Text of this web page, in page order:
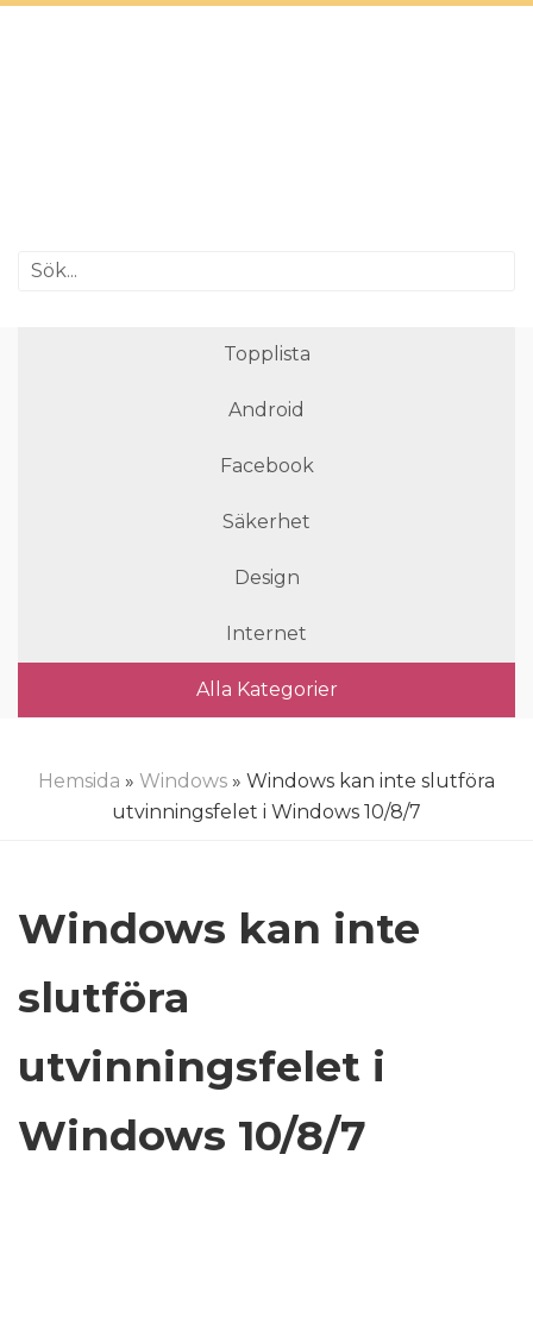
Topplista
Android
Facebook
Säkerhet
Design
Internet
Alla Kategorier
Hemsida » Windows » Windows kan inte slutföra
utvinningsfelet i Windows 10/8/7
Windows kan inte
slutföra
utvinningsfelet i
Windows 10/8/7